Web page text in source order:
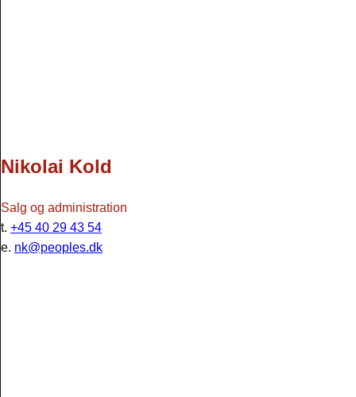
Nikolai Kold
Salg og administration
t. +45 40 29 43 54
e. nk@peoples.dk